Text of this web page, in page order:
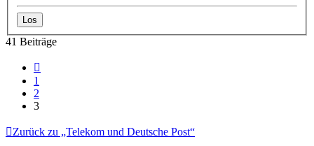
41 Beiträge
1
2
3
Zurück zu „Telekom und Deutsche Post“